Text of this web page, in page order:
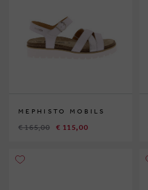
MEPHISTO MOBILS
€ 165,00 € 115,00